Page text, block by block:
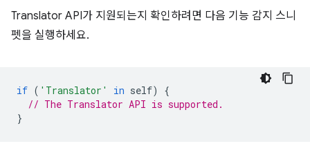
Translator API가 지원되는지 확인하려면 다음 기능 감지 스니
펫을 실행하세요.
if ( 'Translator' in self)
{
// The Translator API is supported.
}